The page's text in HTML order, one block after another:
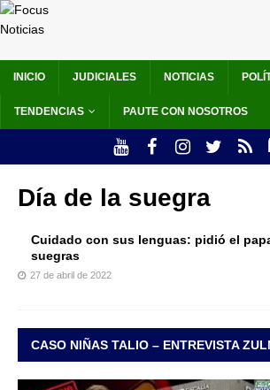
INICIO JUDICIALES NOTICIAS
TENDENCIAS PAUTE CON NOSOTROS
Día de la suegra
Cuidado con sus lenguas: pidió el
suegras
27 de abril de 2022
CASO NIÑAS TALIO – ENTREVISTA